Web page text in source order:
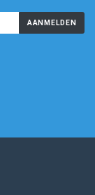
AANMELDEN